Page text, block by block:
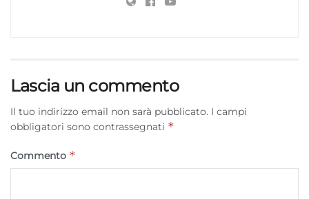
Lascia un commento
Il tuo indirizzo email non sarà pubblicato. I campi
obbligatori sono contrassegnati *
Commento *